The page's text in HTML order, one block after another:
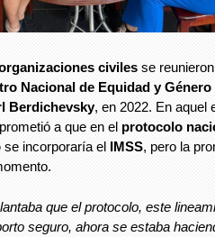
civiles se
Nacional de Equidad y Género
Berdichevsky, en 2022. En aquel
a que en el protocolo
se incorporaría el IMSS, pero la
que el protocolo, este
seguro, ahora se estaba